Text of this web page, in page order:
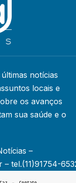
notícias
locais e
os avanços
sua saúde e o
–
– tel.(11)91754-